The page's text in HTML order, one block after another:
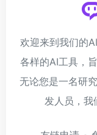
欢迎来到我们的
各样的AI工具，
无论您是一名研
发人员，我